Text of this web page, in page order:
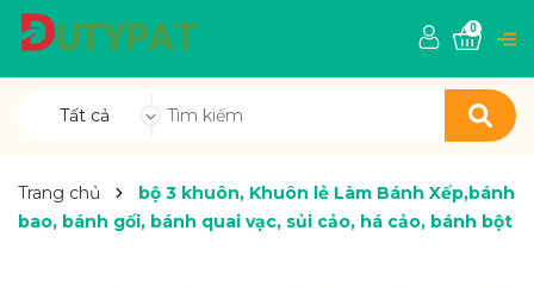
Tất cả
0
Trang chủ
bộ 3 khuôn, Khuôn lẻ Làm Bánh Xếp,bánh
bao, bánh gối, bánh quai vạc, sủi cảo, há cảo, bánh bột